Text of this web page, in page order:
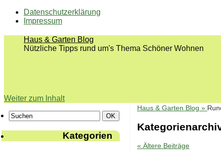
Datenschutzerklärung
Impressum
Haus & Garten Blog
Nützliche Tipps rund um's Thema Schöner Wohnen
Weiter zum Inhalt
Haus & Garten Blog »
« Ältere Beiträge
Kategorien